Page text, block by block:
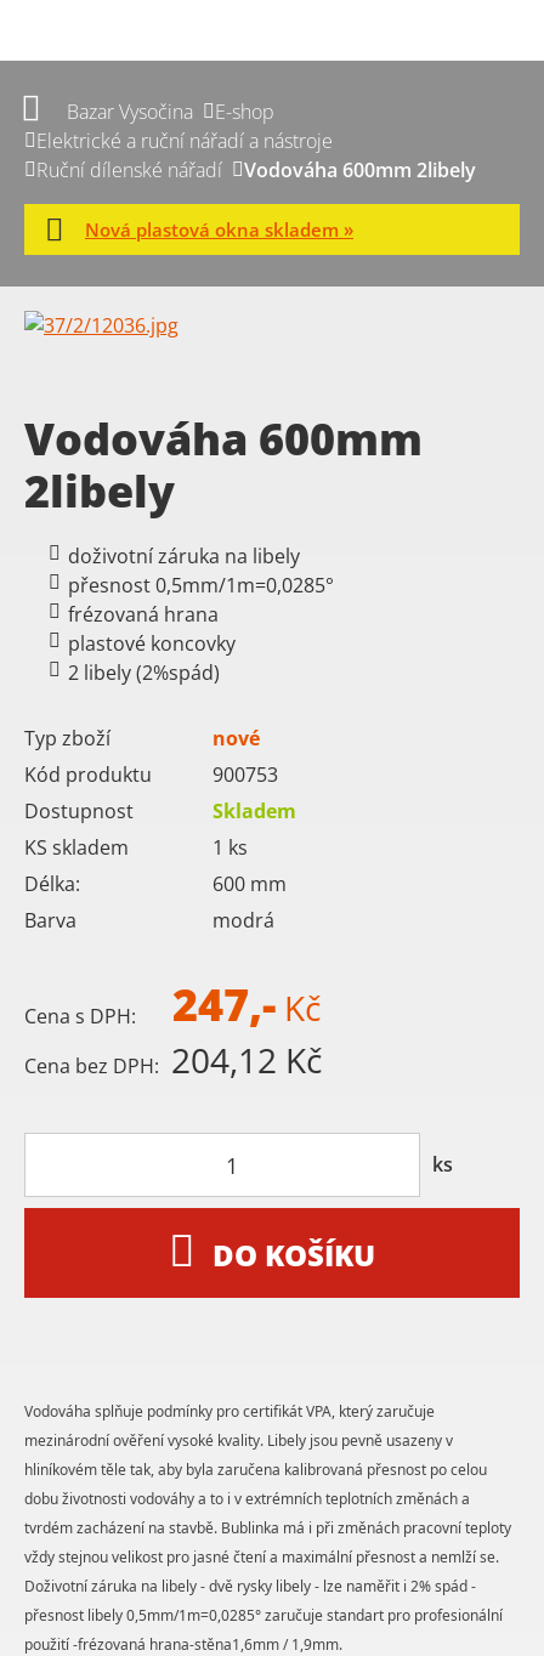
Bazar Vysočina
E-shop
Elektrické a ruční nářadí a nástroje
Ruční dílenské nářadí
Vodováha 600mm 2libely
Nová plastová okna skladem »
Vodováha 600mm
2libely
doživotní záruka na libely
přesnost 0,5mm/1m=0,0285°
frézovaná hrana
plastové koncovky
2 libely (2%spád)
Typ zboží
nové
Kód produktu
900753
Dostupnost
Skladem
KS skladem
1 ks
Délka:
600 mm
Barva
modrá
Cena s DPH: 247,- Kč
Cena bez DPH: 204,12 Kč
ks
DO KOŠÍKU
Vodováha splňuje podmínky pro certifikát VPA, který zaručuje
mezinárodní ověření vysoké kvality. Libely jsou pevně usazeny v
hliníkovém těle tak, aby byla zaručena kalibrovaná přesnost po celou
dobu životnosti vodováhy a to i v extrémních teplotních změnách a
tvrdém zacházení na stavbě. Bublinka má i při změnách pracovní teploty
vždy stejnou velikost pro jasné čtení a maximální přesnost a nemlží se.
Doživotní záruka na libely - dvě rysky libely - lze naměřit i 2% spád -
přesnost libely 0,5mm/1m=0,0285° zaručuje standart pro profesionální
použití -frézovaná hrana-stěna1,6mm / 1,9mm.